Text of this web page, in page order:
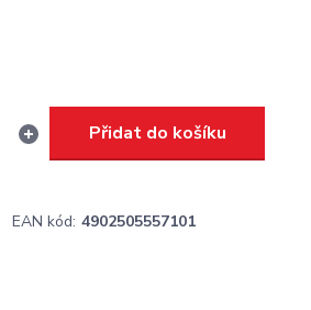
Přidat do košíku
EAN kód: 4902505557101